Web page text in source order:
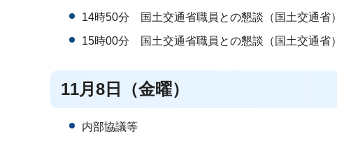
14時50分 国土交通省職員との懇談（国土交通省）
15時00分 国土交通省職員との懇談（国土交通省）
11月8日（金曜）
内部協議等